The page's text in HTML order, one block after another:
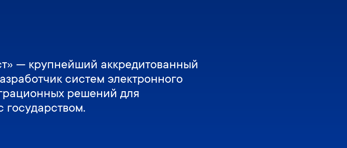
— крупнейший аккредитованный
систем электронного
решений для
государством.